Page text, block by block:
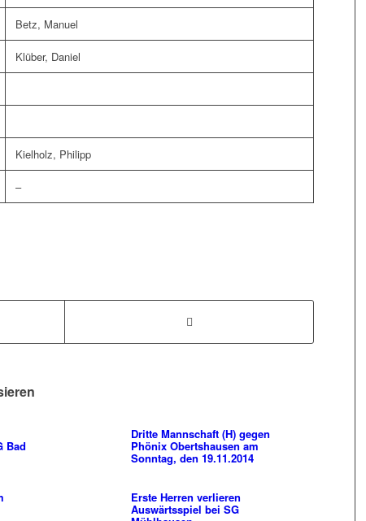
Betz, Manuel
Klüber, Daniel
Kielholz, Philipp
–
Bad
Dritte Mannschaft (H) gegen
Phönix Obertshausen am
Sonntag, den 19.11.2014
Erste Herren verlieren
Auswärtsspiel bei SG